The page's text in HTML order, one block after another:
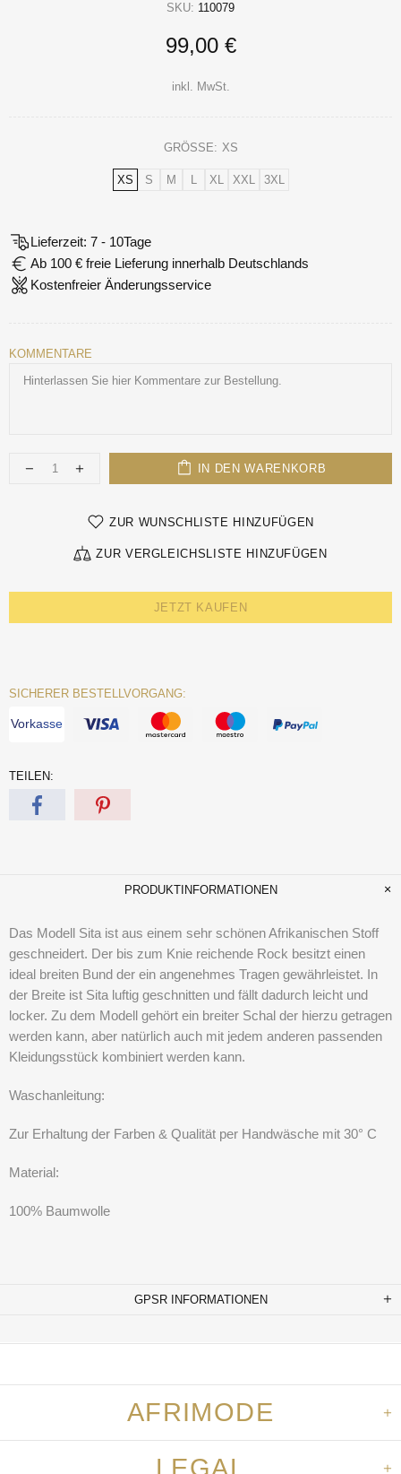
SKU: 110079
99,00 €
inkl. MwSt.
GRÖSSE: XS
XS S M XL XXL 3XL
Lieferzeit: 7 - 10Tage
Ab 100 € freie Lieferung innerhalb Deutschlands
Kostenfreier Änderungsservice
KOMMENTARE
IN DEN WARENKORB
ZUR WUNSCHLISTE HINZUFÜGEN
ZUR VERGLEICHSLISTE HINZUFÜGEN
JETZT KAUFEN
SICHERER BESTELLVORGANG:
Vorkasse
TEILEN:
PRODUKTINFORMATIONEN
Das Modell Sita ist aus einem sehr schönen Afrikanischen Stoff
geschneidert. Der bis zum Knie reichende Rock besitzt einen
ideal breiten Bund der ein angenehmes Tragen gewährleistet. In
der Breite ist Sita luftig geschnitten und fällt dadurch leicht und
locker. Zu dem Modell gehört ein breiter Schal der hierzu getragen
werden kann, aber natürlich auch mit jedem anderen passenden
Kleidungsstück kombiniert werden kann.
Waschanleitung:
Zur Erhaltung der Farben & Qualität per Handwäsche mit 30° C
Material:
100% Baumwolle
GPSR INFORMATIONEN
AFRIMODE
LEGAL